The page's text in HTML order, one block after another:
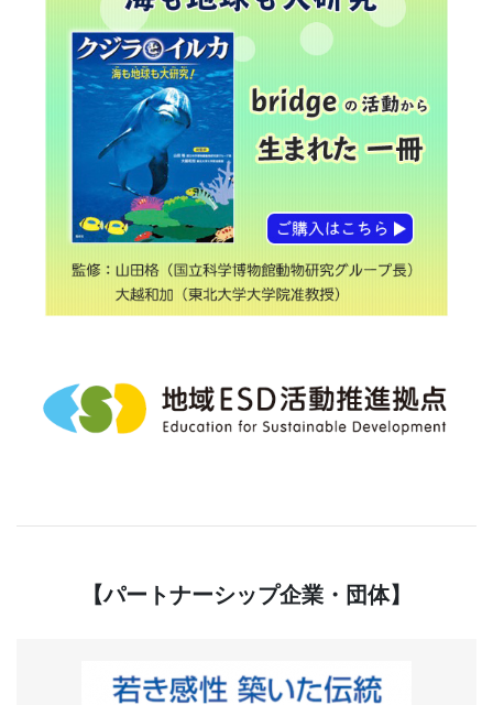
【パートナーシップ企業・団体】